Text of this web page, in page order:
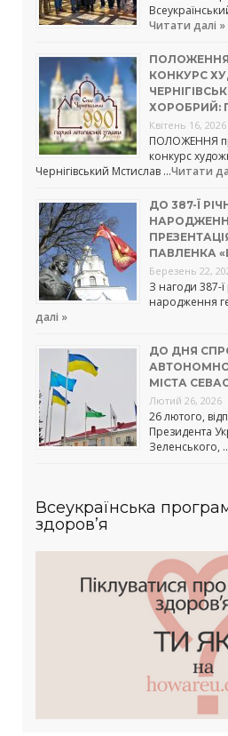
Читати далі »
ПОЛОЖЕННЯ
КОНКУРС
ХОРОБРИЙ:
Квітень 16, 2026
ПОЛОЖЕННЯ
конкурс
Чернігівський Мстислав …Читати
ДО 387-Ї
ПАВЛЕНКА
Березень 22,
З нагоди 387-ї
народження
далі »
ДО ДНЯ
МІСТА
Лютий 26, 2026
26 лютого,
Президента
Зеленського,
Всеукраїнська
здоров’я